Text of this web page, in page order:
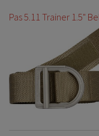
Pas 5.11 Trainer 1.5"